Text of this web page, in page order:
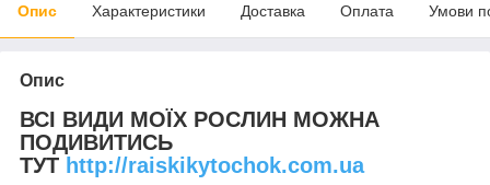
Опис Характеристики Доставка Оплата Умови
Опис
ВСІ ВИДИ МОЇХ РОСЛИН МОЖНА
ПОДИВИТИСЬ
ТУТ http://raiskikytochok.com.ua